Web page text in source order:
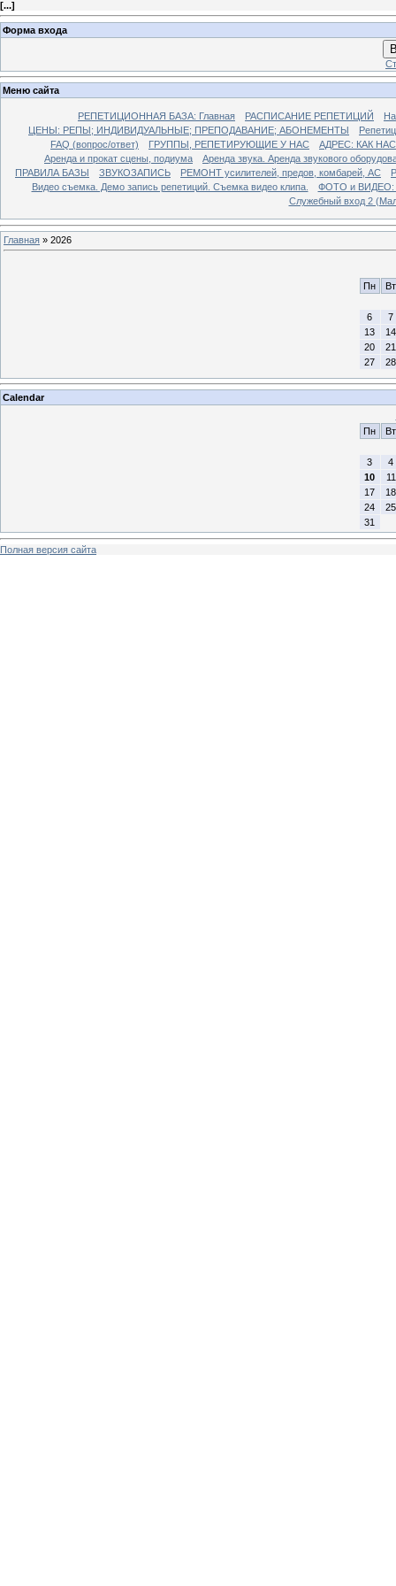
[...]
Форма входа
Меню сайта
РЕПЕТИЦИОННАЯ БАЗА: Главная РАСПИСАНИЕ РЕПЕТИЦИЙ
ЦЕНЫ: РЕПЫ; ИНДИВИДУАЛЬНЫЕ; ПРЕПОДАВАНИЕ; АБОНЕМЕНТЫ
FAQ (вопрос/ответ)
ГРУППЫ, РЕПЕТИРУЮЩИЕ У НАС
АДРЕС: КАК
Аренда и прокат сцены, подиума
Аренда звука. Аренда звукового
ПРАВИЛА БАЗЫ
ЗВУКОЗАПИСЬ РЕМОНТ усилителей, предов, комбарей, АС
Видео съемка. Демо запись репетиций. Съемка видео клипа.
ФОТО и ВИДЕО:
Служебный вход 2
Главная » 2026
Пн Вт
6
7
13
14
20
21
27
28
Calendar
Пн
Вт
3
4
10
11
17
18
24
25
31
Полная версия сайта